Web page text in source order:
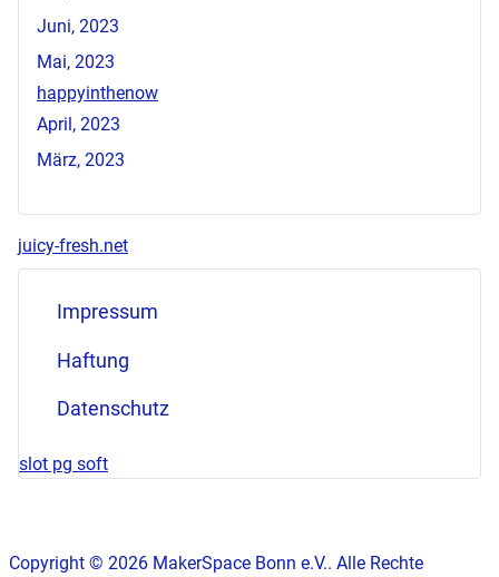
Juni, 2023
Mai, 2023
happyinthenow
April, 2023
März, 2023
juicy-fresh.net
Impressum
Haftung
Datenschutz
slot pg soft
Copyright © 2026 MakerSpace Bonn e.V.. Alle Rechte